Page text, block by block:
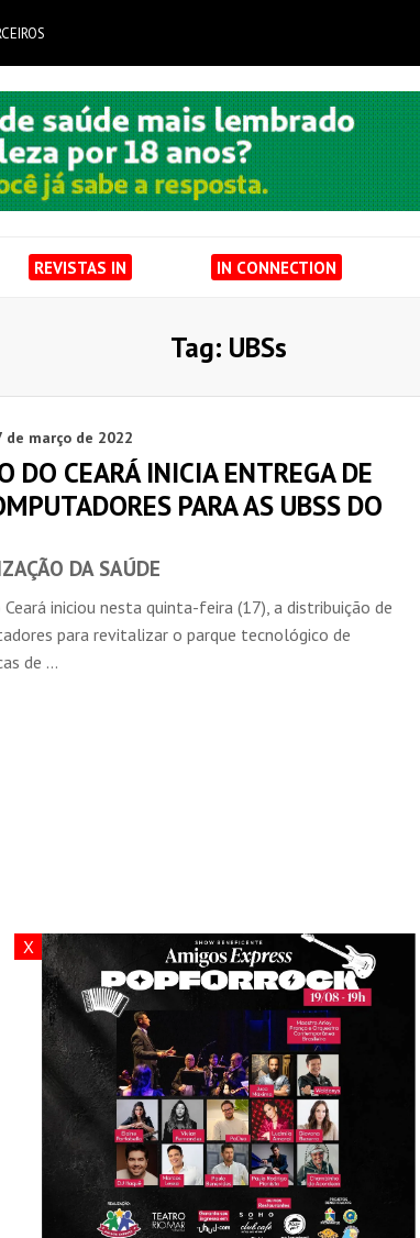
REVISTAS IN IN CONNECTION
Tag: UBSs
de março de 2022
DO CEARÁ INICIA ENTREGA DE
PARA AS UBSS DO
DA SAÚDE
iniciou nesta quinta-feira (17), a distribuição de
para revitalizar o parque tecnológico de
de ...
X